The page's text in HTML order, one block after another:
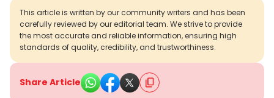
This article is written by our community writers and has been
carefully reviewed by our editorial team. We strive to provide
the most accurate and reliable information, ensuring high
standards of quality, credibility, and trustworthiness.
Share Article